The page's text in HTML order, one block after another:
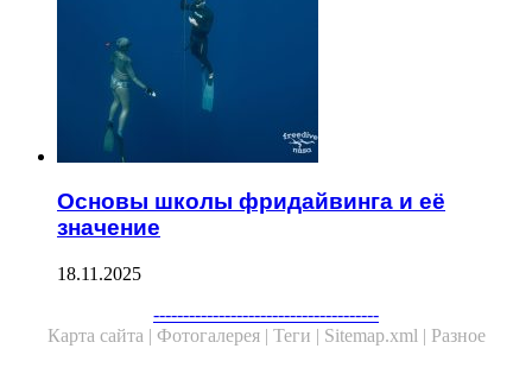
Основы школы фридайвинга и её
значение
18.11.2025
--------------------------------------
Карта сайта | Фотогалерея | Теги | Sitemap.xml | Разное